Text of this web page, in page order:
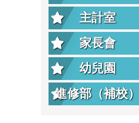
主計室
家長會
幼兒園
進修部（補校）